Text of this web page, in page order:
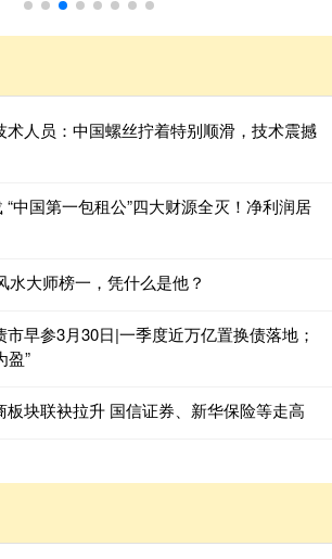
术人员：中国螺丝拧着特别顺滑，技术震撼
中国第一包租公”四大财源全灭！净利润居
水大师榜一，凭什么是他？
早参3月30日|一季度近万亿置换债落地；
盈”
板块联袂拉升 国信证券、新华保险等走高